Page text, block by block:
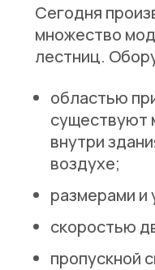
Сегодня
множество
лестниц.
областью
существуют
внутри
воздухе;
размерами и
скоростью
пропускной